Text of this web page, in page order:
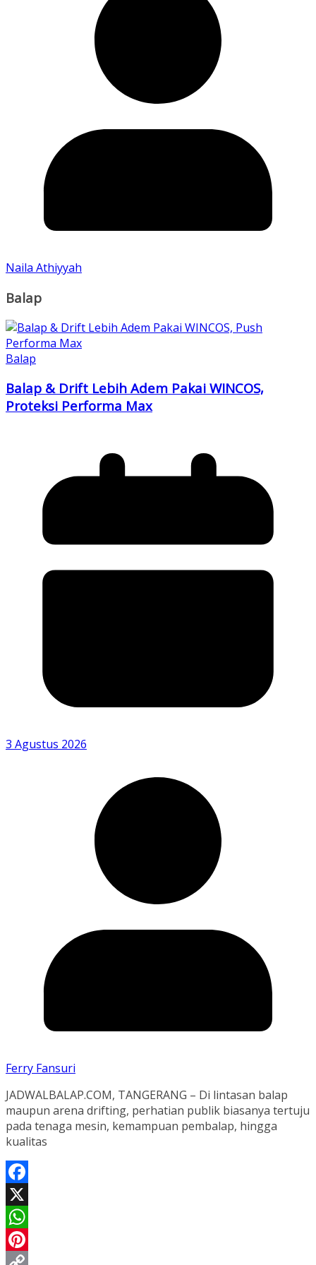
Naila Athiyyah
Balap
Balap
Balap & Drift Lebih Adem Pakai WINCOS,
Proteksi Performa Max
3 Agustus 2026
Ferry Fansuri
JADWALBALAP.COM, TANGERANG – Di lintasan balap
maupun arena drifting, perhatian publik biasanya tertuju
pada tenaga mesin, kemampuan pembalap, hingga
kualitas
Facebook
X
WhatsApp